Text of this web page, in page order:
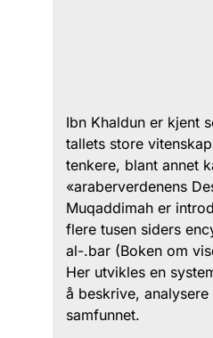
Ibn Khaldun er kjent
tallets store
tenkere, blant annet
«araberverdenens
Muqaddimah er
flere tusen siders
al-.bar (Boken om
Her utvikles en
å beskrive,
samfunnet.